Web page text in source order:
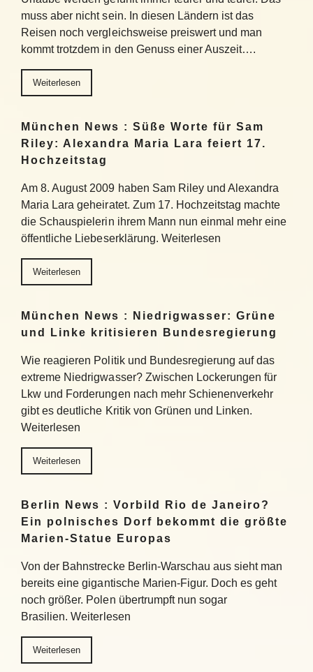
muss aber nicht sein. In diesen Ländern ist das
Reisen noch vergleichsweise preiswert und man
kommt trotzdem in den Genuss einer Auszeit….
Weiterlesen
München News : Süße Worte für Sam
Riley: Alexandra Maria Lara feiert 17.
Hochzeitstag
Am 8. August 2009 haben Sam Riley und Alexandra
Maria Lara geheiratet. Zum 17. Hochzeitstag machte
die Schauspielerin ihrem Mann nun einmal mehr eine
öffentliche Liebeserklärung. Weiterlesen
Weiterlesen
München News : Niedrigwasser: Grüne
und Linke kritisieren Bundesregierung
Wie reagieren Politik und Bundesregierung auf das
extreme Niedrigwasser? Zwischen Lockerungen für
Lkw und Forderungen nach mehr Schienenverkehr
gibt es deutliche Kritik von Grünen und Linken.
Weiterlesen
Weiterlesen
Berlin News : Vorbild Rio de Janeiro?
Ein polnisches Dorf bekommt die größte
Marien-Statue Europas
Von der Bahnstrecke Berlin-Warschau aus sieht man
bereits eine gigantische Marien-Figur. Doch es geht
noch größer. Polen übertrumpft nun sogar
Brasilien. Weiterlesen
Weiterlesen